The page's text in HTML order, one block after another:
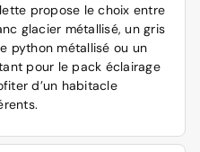
propose le choix entre
glacier métallisé, un gris
python métallisé ou un
pour le pack éclairage
d’un habitacle